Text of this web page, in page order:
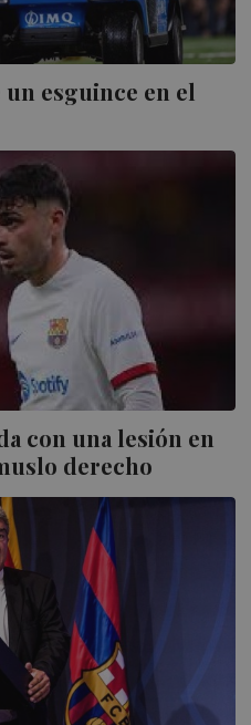
esguince en el
con una lesión en
derecho